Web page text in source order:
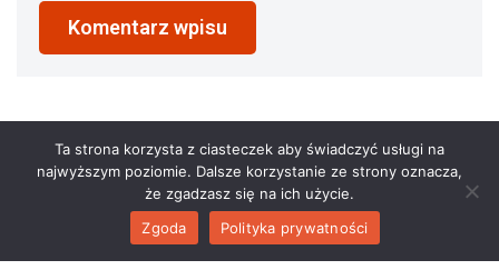
2023 © restauracjaathena.pl. All Rights Reserved.
Ta strona korzysta z ciasteczek aby świadczyć usługi na
najwyższym poziomie. Dalsze korzystanie ze strony oznacza,
że zgadzasz się na ich użycie.
Zgoda
Polityka prywatności